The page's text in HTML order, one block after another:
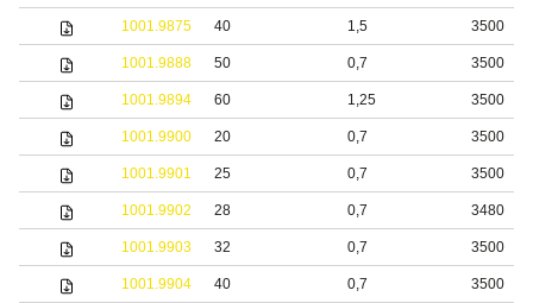
1001.9875 40 1,5 3500
1001.9888 50 0,7 3500
1001.9894 60 1,25 3500
1001.9900 20 0,7 3500
1001.9901 25 0,7 3500
1001.9902 28 0,7 3480
1001.9903 32 0,7 3500
1001.9904 40 0,7 3500